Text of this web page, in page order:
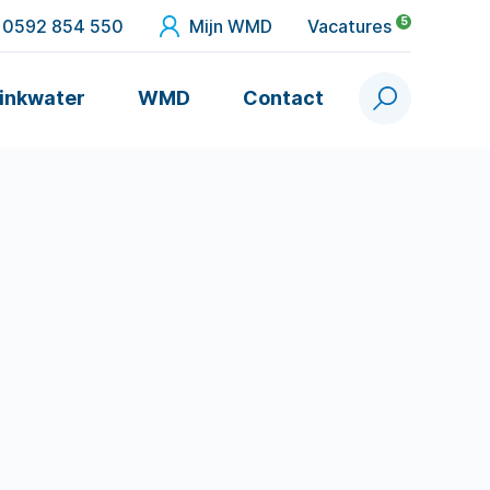
0592 854 550 Mijn WMD Vacatures 5
WMD Contact Zoek